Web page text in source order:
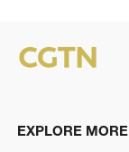
EXPLORE MORE